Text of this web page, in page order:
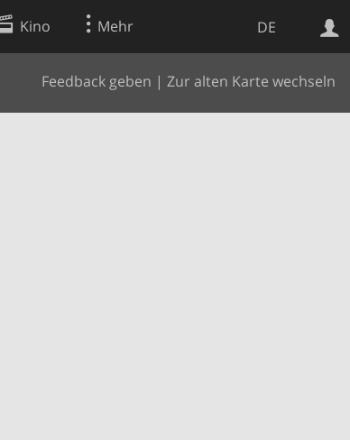
DE
Kino Mehr
Feedback geben | Zur alten Karte wechseln
Websuche